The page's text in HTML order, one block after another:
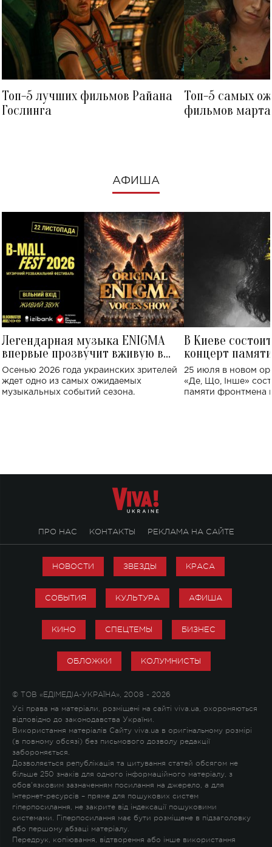
Топ-5 лучших фильмов Райана
Гослинга
Топ-5 самых
фильмов
АФИША
Легендарная музыка ENIGMA
впервые прозвучит вживую в
Украине: где состоится концерт
Осенью 2026 года украинских зрителей
ждет одно из самых ожидаемых
музыкальных событий сезона.
В Киеве
концерт
Клименко:
исполнят песни
25 июля в новом
«Де, Що, Інше»
памяти фронтмена
ПРО НАС КОНТАКТЫ РЕКЛАМА НА САЙТЕ
НОВОСТИ ЗВЕЗДЫ КРАСА
СОБЫТИЯ КУЛЬТУРА АФИША
КИНО СПЕЦТЕМЫ БИЗНЕС
ОБЛОЖКИ КОЛУМНИСТЫ
© ТОВ «ЕДІМЕДІА-УКРАЇНА», 2008 - 2026
Усі права на матеріали, розміщені на сайті viva.ua, охороняються
відповідно до законодавства України.
Використання матеріалів Сайту viva.ua в оригінальному розмірі
(в повному обсязі) без письмового дозволу редакції
забороняється.
Дозволяється републікація та цитування статей обсягом не
більше 250 знаків для одного інформаційного матеріалу, з
обов'язковим зазначенням посилання на джерело, а для
Інтернет-ресурсів – пряме для пошукових систем
гіперпосилання, не закрите від індексації пошуковими
системами. Гіперпосилання має бути розміщене в підзаголовку
або першому абзаці матеріалу.
Передрук, копіювання, відтворення або інше використання